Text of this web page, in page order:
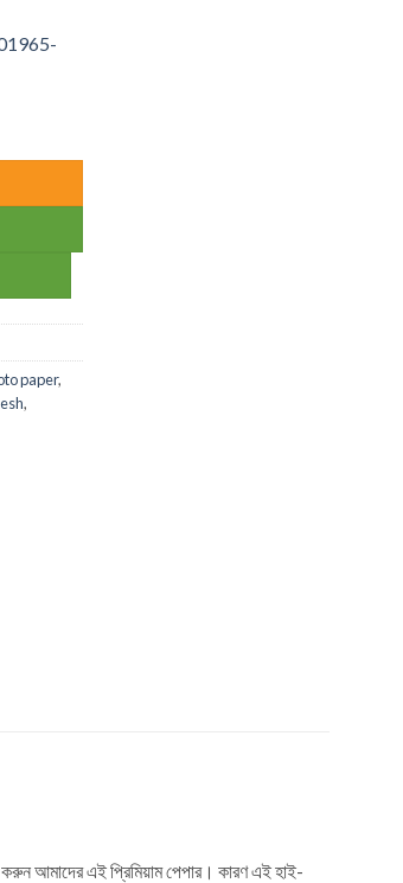
paper,
,
আমাদের এই প্রিমিয়াম পেপার। কারণ এই হাই-